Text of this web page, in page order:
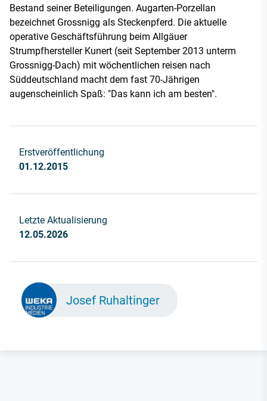
Bestand seiner Beteiligungen. Augarten-Porzellan
bezeichnet Grossnigg als Steckenpferd. Die aktuelle
operative Geschäftsführung beim Allgäuer
Strumpfhersteller Kunert (seit September 2013 unterm
Grossnigg-Dach) mit wöchentlichen reisen nach
Süddeutschland macht dem fast 70-Jährigen
augenscheinlich Spaß: "Das kann ich am besten".
Erstveröffentlichung
01.12.2015
Letzte Aktualisierung
12.05.2026
Josef Ruhaltinger